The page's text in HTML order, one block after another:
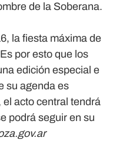
de la Soberana.
la fiesta máxima de
por esto que los
edición especial e
su agenda es
acto central tendrá
podrá seguir en su